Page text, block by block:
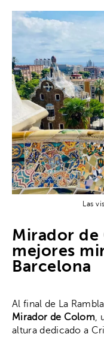
Las
Mirador de
mejores
Barcelona
Al final de La
Mirador de Colom,
altura dedicado a